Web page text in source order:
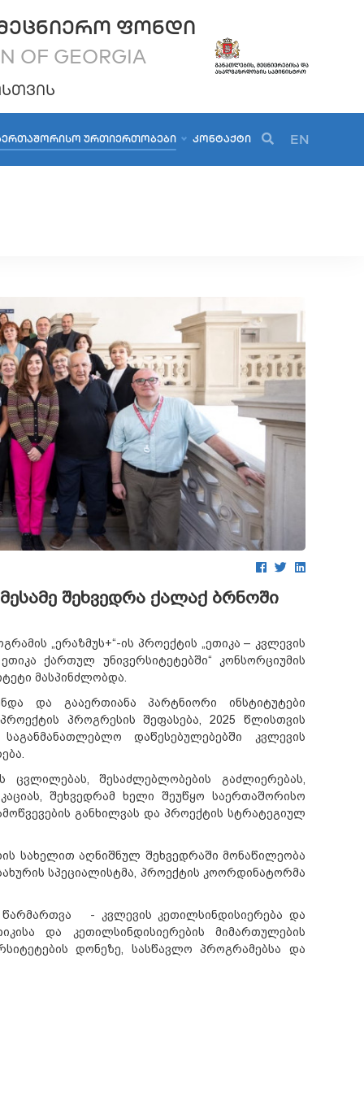
ᲤᲝᲜᲓᲘ
OF GEORGIA
ᲣᲠᲗᲘᲔᲠᲗᲝᲑᲔᲑᲘ ᲙᲝᲜᲢᲐᲥᲢᲘ EN
შეხვედრა ქალაქ ბრნოში
„ერაზმუს+“-ის პროექტის „ეთიკა – კვლევის
ქართულ უნივერსიტეტებში“ კონსორციუმის
მასპინძლობდა.
და გააერთიანა პარტნიორი ინსტიტუტები
პროგრესის შეფასება, 2025 წლისთვის
დაწესებულებებში კვლევის
შესაძლებლობების გაძლიერებას,
შეხვედრამ ხელი შეუწყო საერთაშორისო
განხილვას და პროექტის სტრატეგიულ
სახელით აღნიშნულ შეხვედრაში მონაწილეობა
სპეციალისტმა, პროექტის კოორდინატორმა
- კვლევის კეთილსინდისიერება და
და კეთილსინდისიერების მიმართულების
დონეზე, სასწავლო პროგრამებსა და